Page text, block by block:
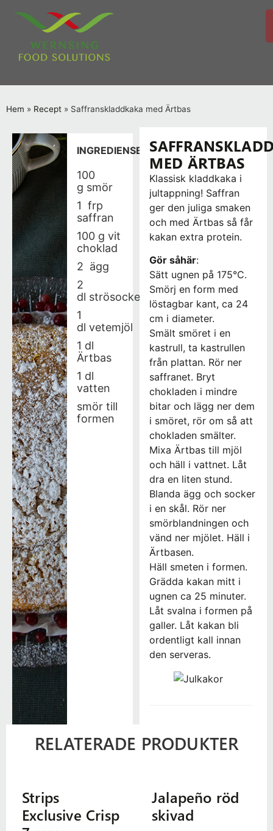
Hem » Recept » Saffranskladdkaka med Ärtbas
INGREDIENSER
100
g smör
1 frp
saffran
100 g vit
choklad
2 ägg
2
dl strösocker
1
dl vetemjöl
1 dl
Ärtbas
1 dl
vatten
smör till
formen
MED ÄRTBAS
Klassisk kladdkaka i
jultappning! Saffran
ger den juliga smaken
och med Ärtbas så får
kakan extra protein.
Gör såhär:
Sätt ugnen på 175°C.
Smörj en form med
löstagbar kant, ca 24
cm i diameter.
Smält smöret i en
kastrull, ta kastrullen
från plattan. Rör ner
saffranet. Bryt
chokladen i mindre
bitar och lägg ner dem
i smöret, rör om så att
chokladen smälter.
Mixa Ärtbas till mjöl
och häll i vattnet. Låt
dra en liten stund.
Blanda ägg och socker
i en skål. Rör ner
smörblandningen och
vänd ner mjölet. Häll i
Ärtbasen.
Häll smeten i formen.
Grädda kakan mitt i
ugnen ca 25 minuter.
Låt svalna i formen på
galler. Låt kakan bli
ordentligt kall innan
den serveras.
RELATERADE PRODUKTER
Strips
Exclusive Crisp
Jalapeño röd
skivad